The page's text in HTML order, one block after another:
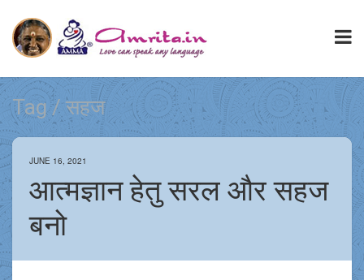
Tag / सहज
JUNE 16, 2021
आत्मज्ञान हेतु सरल और सहज
बनो